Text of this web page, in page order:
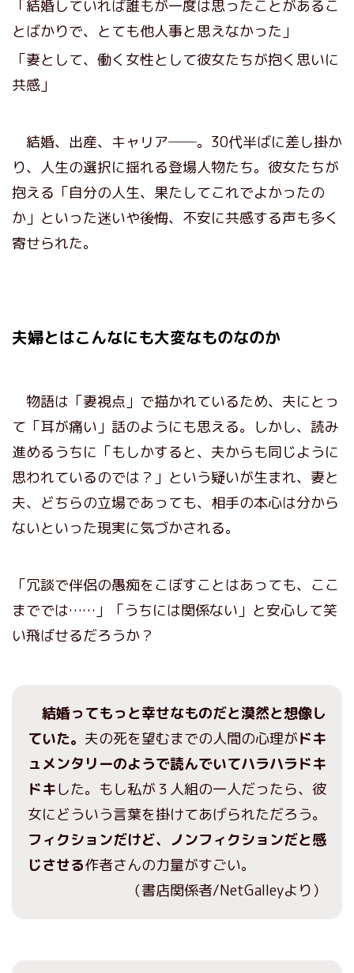
「結婚していれば誰もが一度は思ったことがあるこ
とばかりで、とても他人事と思えなかった」
「妻として、働く女性として彼女たちが抱く思いに
共感」
結婚、出産、キャリア──。30代半ばに差し掛か
り、人生の選択に揺れる登場人物たち。彼女たちが
抱える「自分の人生、果たしてこれでよかったの
か」といった迷いや後悔、不安に共感する声も多く
寄せられた。
夫婦とはこんなにも大変なものなのか
物語は「妻視点」で描かれているため、夫にとっ
て「耳が痛い」話のようにも思える。しかし、読み
進めるうちに「もしかすると、夫からも同じように
思われているのでは？」という疑いが生まれ、妻と
夫、どちらの立場であっても、相手の本心は分から
ないといった現実に気づかされる。
「冗談で伴侶の愚痴をこぼすことはあっても、ここ
まででは……」「うちには関係ない」と安心して笑
い飛ばせるだろうか？
結婚ってもっと幸せなものだと漠然と想像し
ていた。 夫の死を望むまでの人間の心理がドキ
ュメンタリーのようで読んでいてハラハラドキ
ドキした。もし私が３人組の一人だったら、彼
女にどういう言葉を掛けてあげられただろう。
フィクションだけど、ノンフィクションだと感
じさせる作者さんの力量がすごい。
（書店関係者/NetGalleyより）